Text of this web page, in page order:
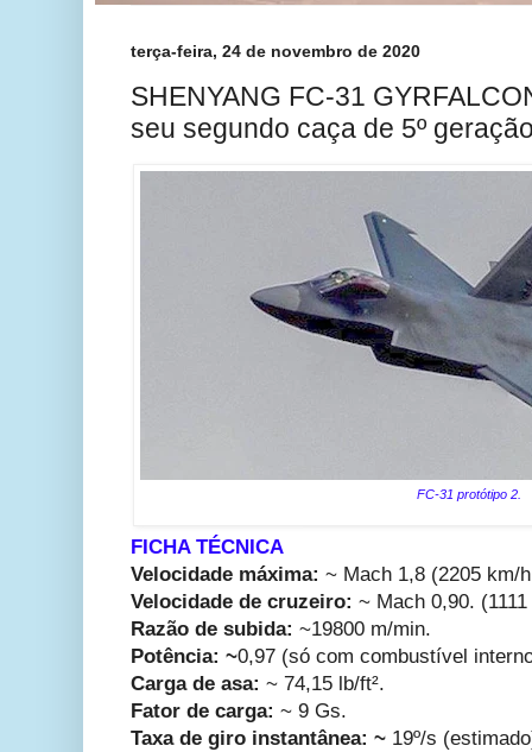
terça-feira, 24 de novembro de 2020
SHENYANG FC-31
seu segundo caça de 5º
FC-31 protótipo 2.
FICHA TÉCNICA
Velocidade máxima: ~ Mach 1,8 (2205 km/
Velocidade de cruzeiro: ~ Mach 0,90.
Razão de subida: ~19800 m/min.
Potência: ~0,97 (só com combustível
Carga de asa: ~ 74,15 lb/ft².
Fator de carga: ~ 9 Gs.
Taxa de giro instantânea: ~ 19º/s